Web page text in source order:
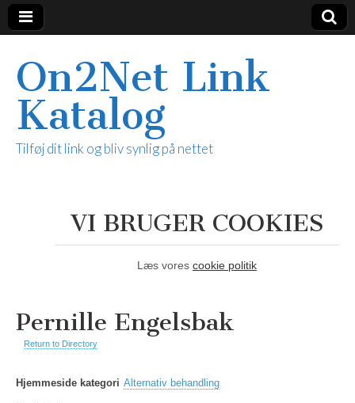
On2Net Link
Katalog
Tilføj dit link og bliv synlig på nettet
VI BRUGER COOKIES
Læs vores cookie politik
Pernille Engelsbak
Return to Directory
Hjemmeside kategori Alternativ behandling